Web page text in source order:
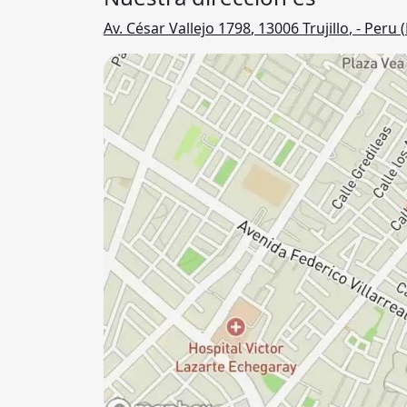
Av. César Vallejo 1798, 13006Trujillo, - Peru (